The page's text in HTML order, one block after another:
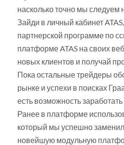
насколько точно мы следуем
Зайди в личный кабинет
партнерской программе по
платформе ATAS на своих
новых клиентов и получай
Пока остальные трейдеры
рынке и успехи в поисках
есть возможность
Ранее в платформе
который мы успешно
новейшую модульную